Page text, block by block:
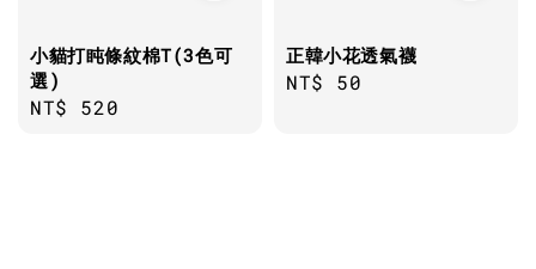
小貓打盹條紋棉T(3色可
選)
Regular
NT$ 520
正韓小花透氣襪
Regular
NT$ 50